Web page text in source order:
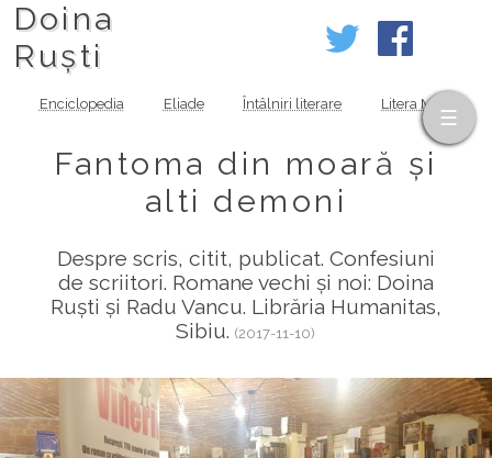
Doina
Ruști
Enciclopedia Eliade Întâlniri literare Litera MOV
Fantoma din moară și
alti demoni
Despre scris, citit, publicat. Confesiuni
de scriitori. Romane vechi și noi: Doina
Ruști și Radu Vancu. Librăria Humanitas,
Sibiu.(2017-11-10)